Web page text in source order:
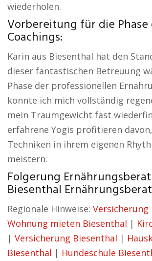
wiederholen.
Vorbereitung für die Phase
Coachings:
Karin aus Biesenthal hat den
dieser fantastischen Betreuung
Phase der professionellen
konnte ich mich vollständig
mein Traumgewicht fast
erfahrene Yogis profitieren
Techniken in ihrem eigenen
meistern.
Folgerung
Biesenthal
Regionale Hinweise: Versicherung
Wohnung mieten Biesenthal |
| Versicherung Biesenthal |
Biesenthal | Hundeschule